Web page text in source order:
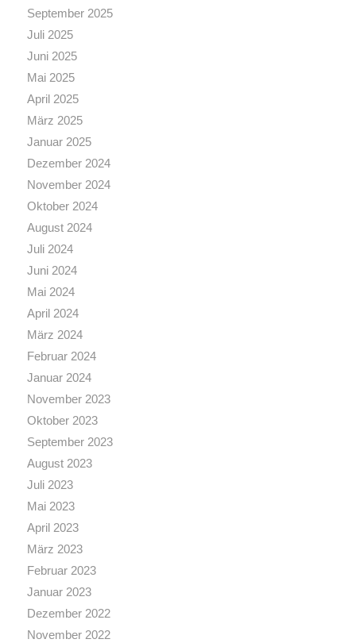
September 2025
Juli 2025
Juni 2025
Mai 2025
April 2025
März 2025
Januar 2025
Dezember 2024
November 2024
Oktober 2024
August 2024
Juli 2024
Juni 2024
Mai 2024
April 2024
März 2024
Februar 2024
Januar 2024
November 2023
Oktober 2023
September 2023
August 2023
Juli 2023
Mai 2023
April 2023
März 2023
Februar 2023
Januar 2023
Dezember 2022
November 2022